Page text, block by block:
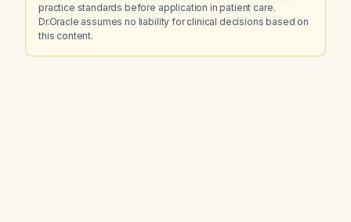
practice standards before application in patient care.
Dr.Oracle assumes no liability for clinical decisions based on
this content.